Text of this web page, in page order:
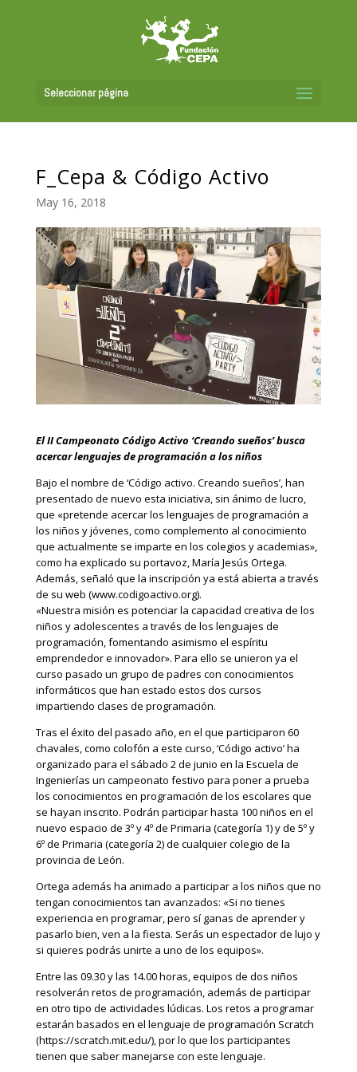
Seleccionar página
F_Cepa & Código Activo
May 16, 2018
El II Campeonato Código Activo ‘Creando sueños’ busca
acercar lenguajes de programación a los niños
Bajo el nombre de ‘Código activo. Creando sueños’, han
presentado de nuevo esta iniciativa, sin ánimo de lucro,
que «pretende acercar los lenguajes de programación a
los niños y jóvenes, como complemento al conocimiento
que actualmente se imparte en los colegios y academias»,
como ha explicado su portavoz, María Jesús Ortega.
Además, señaló que la inscripción ya está abierta a través
de su web (www.codigoactivo.org).
«Nuestra misión es potenciar la capacidad creativa de los
niños y adolescentes a través de los lenguajes de
programación, fomentando asimismo el espíritu
emprendedor e innovador». Para ello se unieron ya el
curso pasado un grupo de padres con conocimientos
informáticos que han estado estos dos cursos
impartiendo clases de programación.
Tras el éxito del pasado año, en el que participaron 60
chavales, como colofón a este curso, ‘Código activo’ ha
organizado para el sábado 2 de junio en la Escuela de
Ingenierías un campeonato festivo para poner a prueba
los conocimientos en programación de los escolares que
se hayan inscrito. Podrán participar hasta 100 niños en el
nuevo espacio de 3º y 4º de Primaria (categoría 1) y de 5º y
6º de Primaria (categoría 2) de cualquier colegio de la
provincia de León.
Ortega además ha animado a participar a los niños que no
tengan conocimientos tan avanzados: «Si no tienes
experiencia en programar, pero sí ganas de aprender y
pasarlo bien, ven a la fiesta. Serás un espectador de lujo y
si quieres podrás unirte a uno de los equipos».
Entre las 09.30 y las 14.00 horas, equipos de dos niños
resolverán retos de programación, además de participar
en otro tipo de actividades lúdicas. Los retos a programar
estarán basados en el lenguaje de programación Scratch
(https://scratch.mit.edu/), por lo que los participantes
tienen que saber manejarse con este lenguaje.